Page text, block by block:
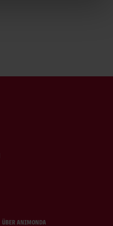
ÜBER ANIMONDA